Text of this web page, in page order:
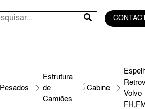
Pesados
Estrutura
de
Camiões
Cabine
Volvo